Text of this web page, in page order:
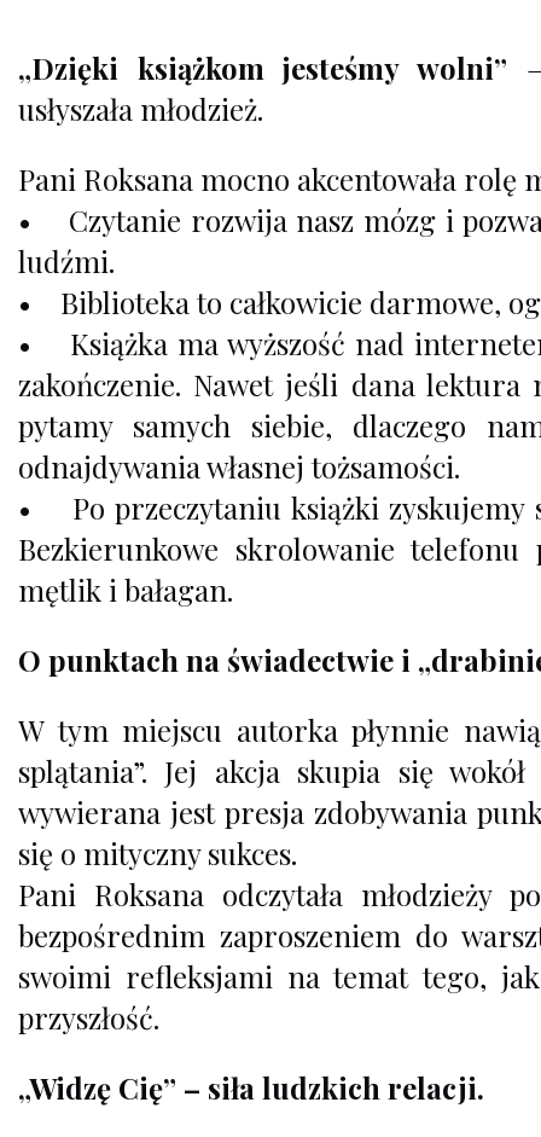
„Dzięki książkom jesteśmy wolni”
usłyszała młodzież.
Pani Roksana mocno akcentowała rolę
• Czytanie rozwija nasz mózg i
ludźmi.
• Biblioteka to całkowicie darmowe,
• Książka ma wyższość nad
zakończenie. Nawet jeśli dana
pytamy samych siebie, dlaczego
odnajdywania własnej tożsamości.
• Po przeczytaniu książki zyskujemy
Bezkierunkowe skrolowanie telefonu
mętlik i bałagan.
O punktach na świadectwie i
W tym miejscu autorka płynnie
splątania”. Jej akcja skupia się
wywierana jest presja zdobywania
się o mityczny sukces.
Pani Roksana odczytała młodzieży
bezpośrednim zaproszeniem do
swoimi refleksjami na temat tego,
przyszłość.
„Widzę Cię” – siła ludzkich relacji.